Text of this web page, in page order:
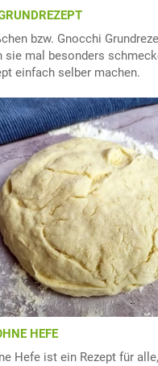
bzw. Gnocchi
sie mal besonders
einfach selber machen.
HEFE
Hefe ist ein Rezept für